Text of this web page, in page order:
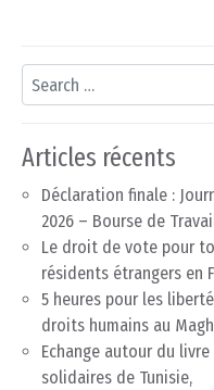
Search
Articles récents
Déclaration finale :
2026 – Bourse de
Le droit de vote pour
résidents étrangers en
5 heures pour les
droits humains au
Echange autour du livre
solidaires de Tunisie,